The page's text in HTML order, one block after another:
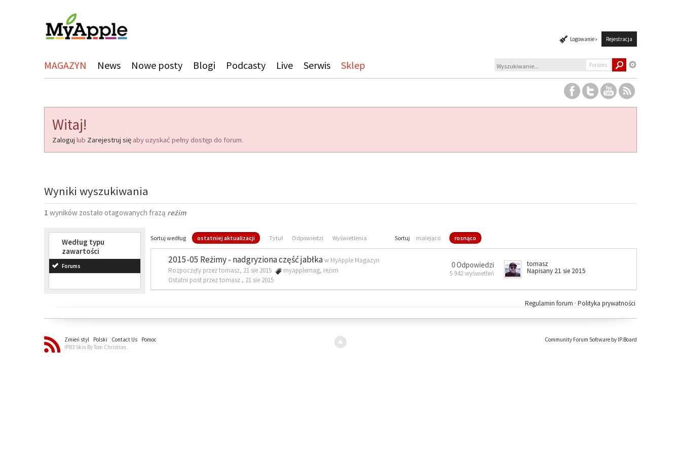
Logowanie » Rejestracja
MAGAZYN News Nowe posty Blogi Podcasty Live Serwis Sklep Forums
Witaj!
Zaloguj lub Zarejestruj się aby uzyskać pełny dostęp do forum.
Wyniki wyszukiwania
1 wyników zostało otagowanych frazą reżim
Według typu
zawartości
Forums
Sortuj według ostatniej aktualizacji Tytuł Odpowiedzi Wyświetlenia Sortuj malejąco rosnąco
2015-05 Reżimy - nadgryziona część jabłkaw MyApple Magazyn
Rozpoczęty przez tomasz, 21 sie 2015
myapplemag, reżim
Ostatni post przez tomasz , 21 sie 2015
0 Odpowiedzi
5 942 wyświetleń
tomasz
Napisany 21 sie 2015
Polityka prywatności
Regulamin forum ·
Zmień styl Polski Contact Us
Pomoc
IPB3 Skin By Tom Christian.
Community Forum Software by IP.Board